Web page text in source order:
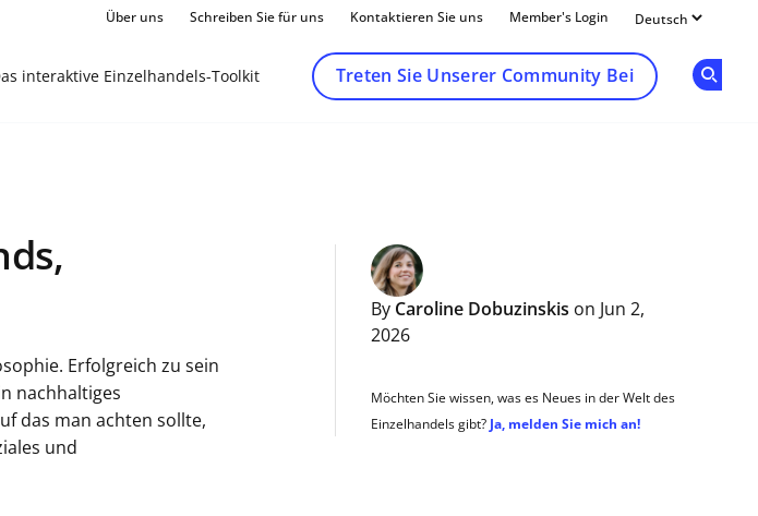
Über uns Schreiben Sie für uns Kontaktieren Sie uns Member's Login
interaktive Einzelhandels-Toolkit Treten Sie Unserer Community Bei
By Caroline Dobuzinskis on Jun 2,
2026
Möchten Sie wissen, was es Neues in der Welt des
Einzelhandels gibt? Ja, melden Sie mich an!
Erfolgreich zu sein
nachhaltiges
das man achten sollte,
und